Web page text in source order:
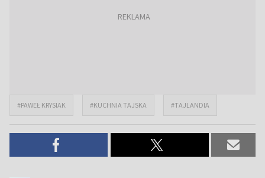
#PAWEŁ KRYSIAK #KUCHNIA TAJSKA #TAJLANDIA